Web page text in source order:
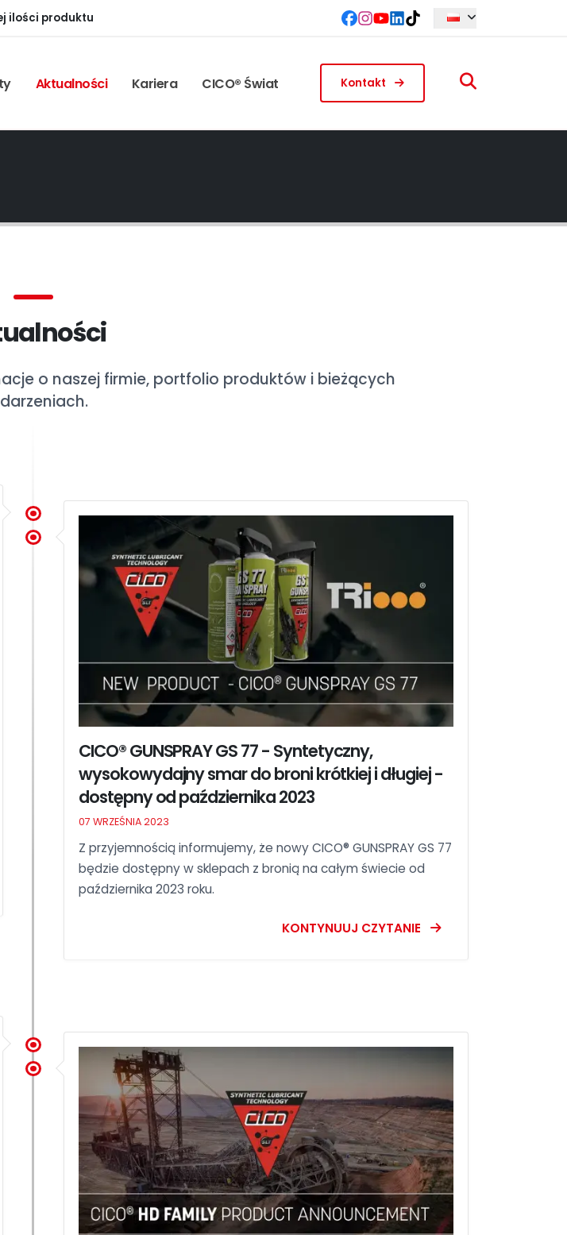
ilości produktu
Aktualności Kariera CICO® Świat Kontakt
o naszej firmie, portfolio produktów i bieżących
CICO® GUNSPRAY GS 77 - Syntetyczny,
wysokowydajny smar do broni krótkiej i długiej -
dostępny od października 2023
07 WRZEŚNIA 2023
Z przyjemnością informujemy, że nowy CICO® GUNSPRAY GS 77
będzie dostępny w sklepach z bronią na całym świecie od
października 2023 roku.
KONTYNUUJ CZYTANIE